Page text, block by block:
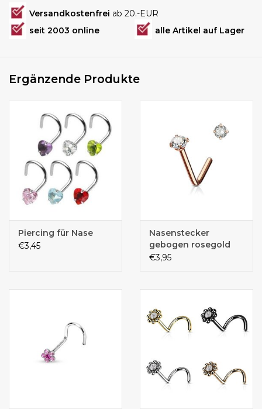
Versandkostenfrei ab 20.-EUR
seit 2003 online
alle Artikel auf Lager
Ergänzende Produkte
Piercing für Nase
€3,45
Nasenstecker
gebogen rosegold
€3,95